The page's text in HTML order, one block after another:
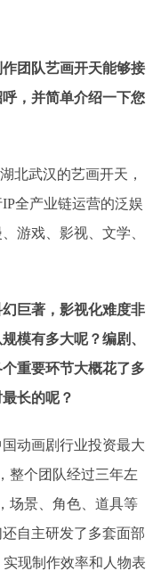
团队艺画开天能够接
，并简单介绍一下您
北武汉的艺画开天，
全产业链运营的泛娱
游戏、影视、文学、
巨著，影视化难度非
模有多大呢？编剧、
重要环节大概花了多
长的呢？
国动画剧行业投资最大
整个团队经过三年左
场景、角色、道具等
自主研发了多套面部
现制作效率和人物表